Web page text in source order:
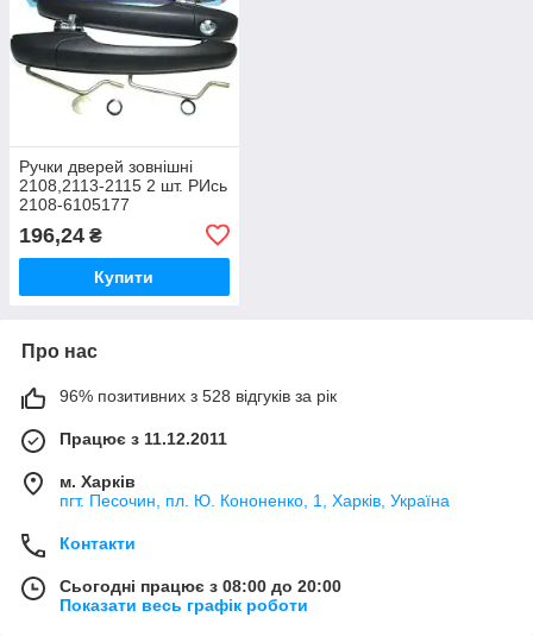
Ручки дверей зовнішні
2108,2113-2115 2 шт. РИcь
2108-6105177
196,24 ₴
Купити
Про нас
96% позитивних з 528 відгуків за рік
Працює з 11.12.2011
м. Харків
пгт. Песочин, пл. Ю. Кононенко, 1, Харків, Україна
Контакти
Сьогодні працює з 08:00 до 20:00
Показати весь графік роботи